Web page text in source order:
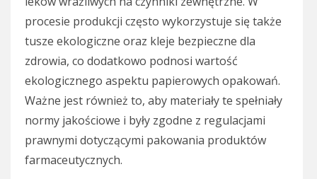
procesie produkcji często wykorzystuje się także
tusze ekologiczne oraz kleje bezpieczne dla
zdrowia, co dodatkowo podnosi wartość
ekologicznego aspektu papierowych opakowań.
Ważne jest również to, aby materiały te spełniały
normy jakościowe i były zgodne z regulacjami
prawnymi dotyczącymi pakowania produktów
farmaceutycznych.